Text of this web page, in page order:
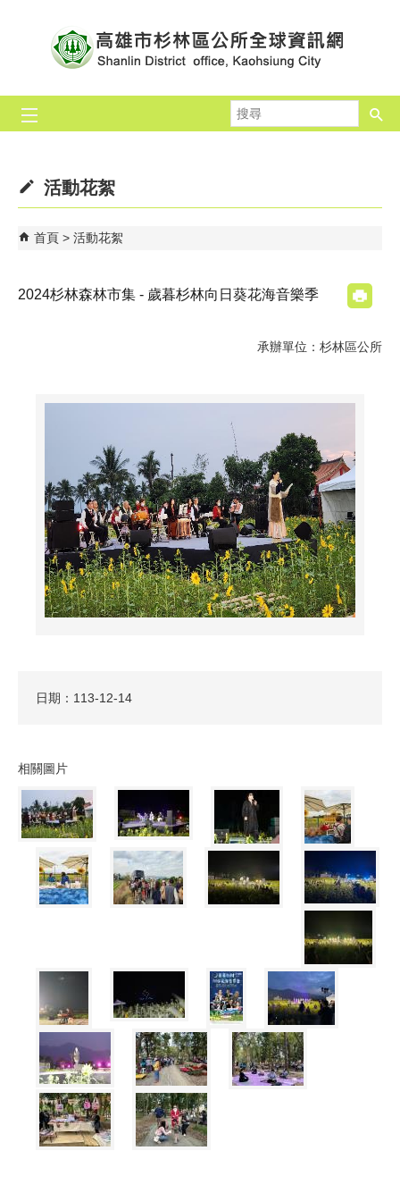
尋
活動花絮
首頁 活動花絮
2024杉林森林市集 - 歲暮杉林向日葵花海音樂季
承辦單位：杉林區公所
日期：113-12-14
相關圖片